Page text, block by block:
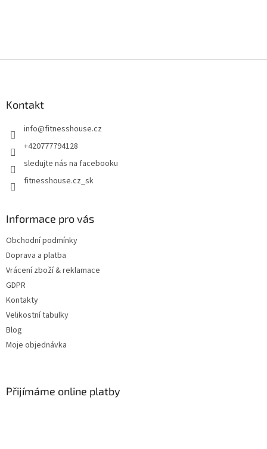
Kontakt
info@fitnesshouse.cz
+420777794128
sledujte nás na facebooku
fitnesshouse.cz_sk
Informace pro vás
Obchodní podmínky
Doprava a platba
Vrácení zboží & reklamace
GDPR
Kontakty
Velikostní tabulky
Blog
Moje objednávka
Přijímáme online platby